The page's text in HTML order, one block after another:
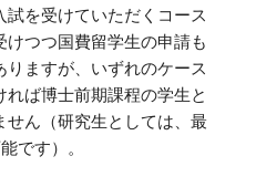
を受けていただくコース
けつつ国費留学生の申請も
ますが、いずれのケース
ば博士前期課程の学生と
せん（研究生としては、最
です）。